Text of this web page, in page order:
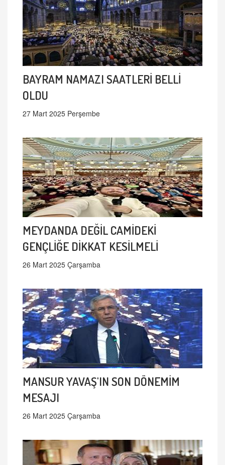
BAYRAM NAMAZI SAATLERİ BELLİ
OLDU
27 Mart 2025 Perşembe
MEYDANDA DEĞİL CAMİDEKİ
GENÇLİĞE DİKKAT KESİLMELİ
26 Mart 2025 Çarşamba
MANSUR YAVAŞ'IN SON DÖNEMİM
MESAJI
26 Mart 2025 Çarşamba